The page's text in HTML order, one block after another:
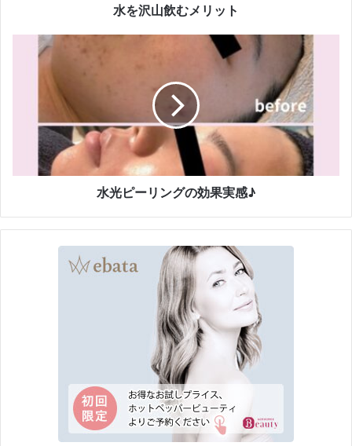
水を沢山飲むメリット
効
水光ピーリングの効果実感♪